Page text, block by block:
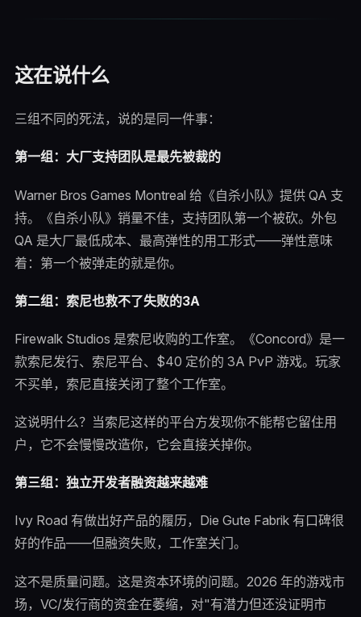
这在说什么
三组不同的死法，说的是同一件事：
第一组：大厂支持团队是最先被裁的
Warner Bros Games Montreal 给《自杀小队》提供 QA 支
持。《自杀小队》销量不佳，支持团队第一个被砍。外包
QA 是大厂最低成本、最高弹性的用工形式——弹性意味
着：第一个被弹走的就是你。
第二组：索尼也救不了失败的3A
Firewalk Studios 是索尼收购的工作室。《Concord》是一
款索尼发行、索尼平台、$40 定价的 3A PvP 游戏。玩家
不买单，索尼直接关闭了整个工作室。
这说明什么？当索尼这样的平台方发现你不能帮它留住用
户，它不会慢慢改造你，它会直接关掉你。
第三组：独立开发者融资越来越难
Ivy Road 有做出好产品的履历，Die Gute Fabrik 有口碑很
好的作品——但融资失败，工作室关门。
这不是质量问题。这是资本环境的问题。2026 年的游戏市
场，VC/发行商的资金在萎缩，对"有潜力但还没证明市